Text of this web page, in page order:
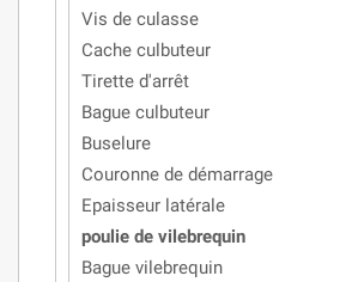
Vis de culasse
Cache culbuteur
Tirette d'arrêt
Bague culbuteur
Buselure
Couronne de démarrage
Epaisseur latérale
poulie de vilebrequin
Bague vilebrequin